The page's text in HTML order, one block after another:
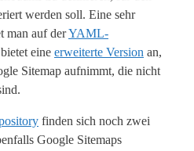
werden soll. Eine sehr
man auf derYAML-
eine erweiterte Version an,
Sitemap aufnimmt, die nicht
finden sich noch zwei
Google Sitemaps